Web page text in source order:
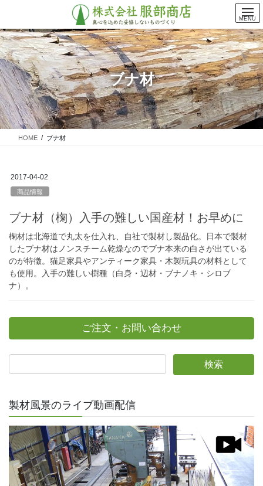
テ
ン
ツ
に
移
動
ゲ
ー
シ
ョ
ン
に
移
動
ブナ材
HOME ブナ材
2017-04-02
商品情報
ブナ材（椈）入手の難しい国産材！お早めに
椈材は北海道で丸太を仕入れ、自社で製材し製品化。日本で製材
したブナ材はノンスチーム乾燥なのでブナ本来の白さが出ている
のが特徴。猫足家具やアンティーク家具・木製玩具の材料として
も使用。入手の難しい樹種（白身・辺材・ブナノキ・シロブ
ナ）。
ご注文・お問い合わせ
製材風景のライブ動画配信
MENU